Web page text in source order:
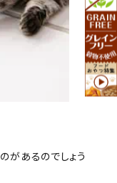
があるのでしょう